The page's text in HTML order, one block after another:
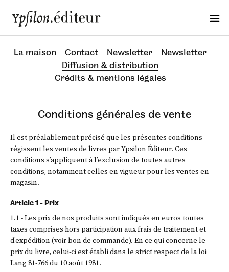
La maison Contact Newsletter
Newsletter
Diffusion & distribution
Crédits & mentions légales
Conditions générales de vente
Il est préalablement précisé que les présentes conditions
régissent les ventes de livres par Ypsilon Éditeur. Ces
conditions s’appliquent à l’exclusion de toutes autres
conditions, notamment celles en vigueur pour les ventes en
magasin.
Article 1 - Prix
1.1 - Les prix de nos produits sont indiqués en euros toutes
taxes comprises hors participation aux frais de traitement et
d’expédition (voir bon de commande). En ce qui concerne le
prix du livre, celui-ci est établi dans le strict respect de la loi
Lang 81-766 du 10 août 1981.